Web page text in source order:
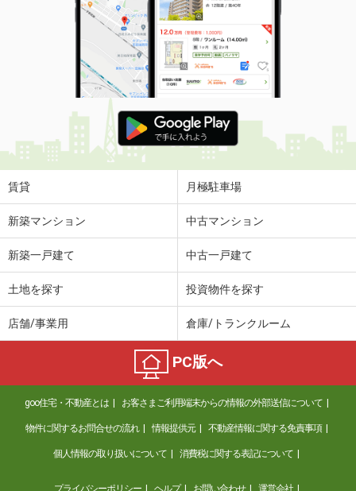
賃貸 月極駐車場
新築マンション 中古マンション
新築一戸建て 中古一戸建て
土地を探す 投資物件を探す
店舗/事業用 倉庫/トランクルーム
PC版へ
goo住宅・不動産とは お客さまご利用端末からの情報の外部送信について
物件に関するお問合せの流れ 情報提供元 不動産情報に関する免責事項
個人情報の取り扱いについて 消費税に関する表記について